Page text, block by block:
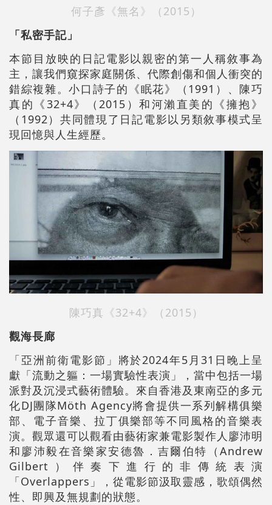
何子彥《無名》（2015）
「私密手記」
本節目放映的日記電影以親密的第一人稱敘事為
主，讓我們窺探家庭關係、代際創傷和個人衝突的
錯綜複雜。小口詩子的《眠花》（1991）、陳巧
真的《32+4》（2015）和河瀨直美的《擁抱》
（1992）共同體現了日記電影以另類敘事模式呈
現回憶與人生經歷。
陳巧真《32+4》（2015）
觀海長廊
「亞洲前衛電影節」將於2024年5月31日晚上呈
獻「流動之軀：一場實驗性表演」，當中包括一場
派對及沉浸式藝術體驗。來自香港及東南亞的多元
化DJ團隊Möth Agency將會提供一系列解構俱樂
部、電子音樂、拉丁俱樂部等不同風格的音樂表
演。觀眾還可以觀看由藝術家兼電影製作人廖沛明
和廖沛毅在音樂家安德魯．吉爾伯特（Andrew
Gilbert）伴奏下進行的非傳統表演
「Overlappers」，從電影節汲取靈感，歌頌偶然
性、即興及無規劃的狀態。